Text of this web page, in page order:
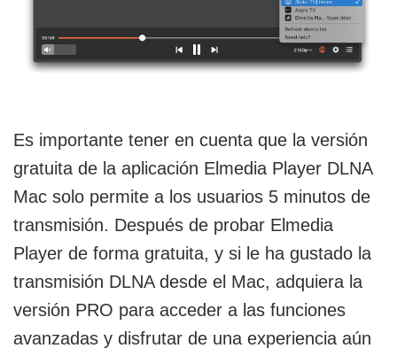
Es importante tener en cuenta que la versión
gratuita de la aplicación Elmedia Player DLNA
Mac solo permite a los usuarios 5 minutos de
transmisión. Después de probar Elmedia
Player de forma gratuita, y si le ha gustado la
transmisión DLNA desde el Mac, adquiera la
versión PRO para acceder a las funciones
avanzadas y disfrutar de una experiencia aún